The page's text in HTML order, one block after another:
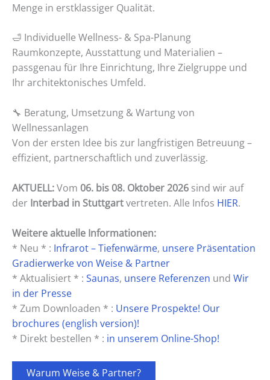
Menge in erstklassiger Qualität.
🛁 Individuelle Wellness- & Spa-Planung
Raumkonzepte, Ausstattung und Materialien –
passgenau für Ihre Einrichtung, Ihre Zielgruppe und
Ihr architektonisches Umfeld.
🔧 Beratung, Umsetzung & Wartung von
Wellnessanlagen
Von der ersten Idee bis zur langfristigen Betreuung –
effizient, partnerschaftlich und zuverlässig.
AKTUELL:Vom 06. bis 08. Oktober 2026 sind wir auf
der Interbad in Stuttgartvertreten. Alle Infos HIER.
Weitere aktuelle Informationen:
* Neu * : Infrarot – Tiefenwärme, unsere Präsentation
Gradierwerke von Weise & Partner
* Aktualisiert * : Saunas, unsere Referenzen und Wir
in der Presse
* Zum Downloaden * : Unsere Prospekte! Our
brochures (english version)!
* Direkt bestellen * : in unserem Online-Shop!
Warum Weise & Partner?